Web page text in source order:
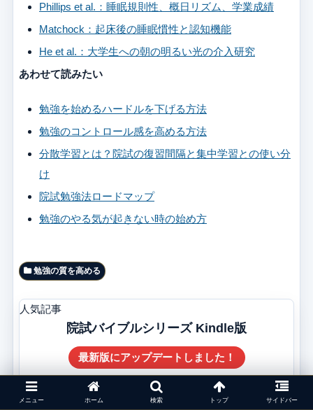
Phillips et al.：睡眠規則性、概日リズム、学業成績
Matchock：起床後の睡眠慣性と認知機能
He et al.：大学生への朝の明るい光の介入研究
あわせて読みたい
勉強を始めるハードルを下げる方法
勉強のコントロール感を高める方法
分散学習とは？院試の復習間隔と集中学習との使い分
け
院試勉強法ロードマップ
勉強のやる気が起きない時の始め方
勉強の質を高める
人気記事
院試バイブルシリーズ Kindle版
最新版にアップデートしました！
メニュー ホーム 検索 トップ サイドバー